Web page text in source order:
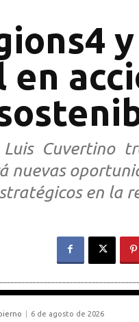
y
Cuvertino
nuevas
en la
6 de agosto de 2026